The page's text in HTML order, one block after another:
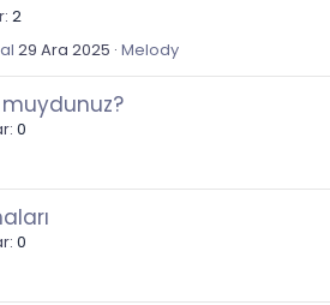
2
29 Ara 2025 Melody
muydunuz?
0
0